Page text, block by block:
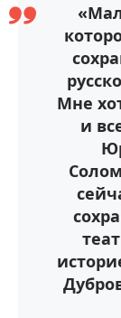
Мне
и